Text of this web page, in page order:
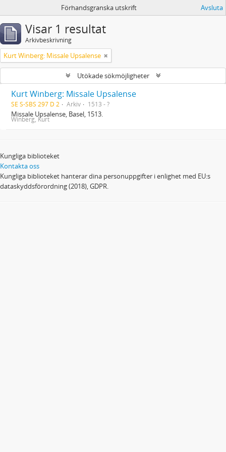
Förhandsgranska utskrift Avsluta
Visar 1 resultat
Arkivbeskrivning
Kurt Winberg: Missale Upsalense
Utökade sökmöjligheter
Kurt Winberg: Missale Upsalense
SE S-SBS 297 D 2 Arkiv 1513 - ?
Missale Upsalense, Basel, 1513.
Winberg, Kurt
Kungliga biblioteket
Kontakta oss
Kungliga biblioteket hanterar dina personuppgifter i enlighet med EU:s
dataskyddsförordning (2018), GDPR.